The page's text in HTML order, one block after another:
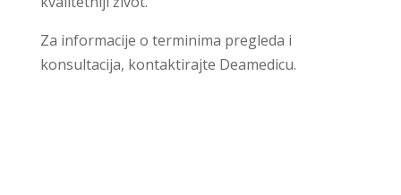
Za informacije o terminima pregleda i
konsultacija, kontaktirajte Deamedicu.